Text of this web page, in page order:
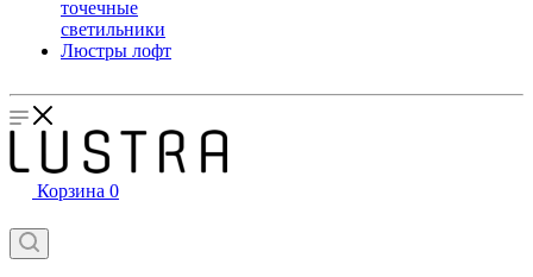
точечные
светильники
Люстры лофт
Корзина 0